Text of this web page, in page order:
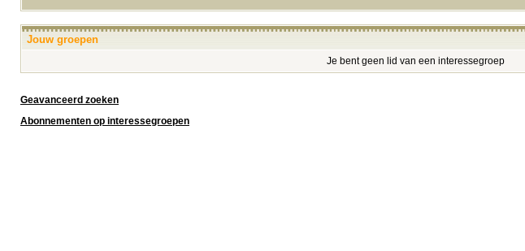
Jouw groepen
Je bent geen lid van een interessegroep
Geavanceerd zoeken
Abonnementen op interessegroepen